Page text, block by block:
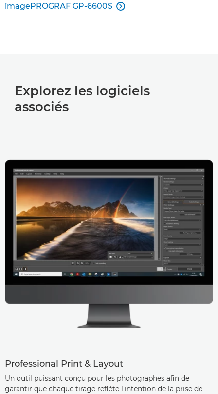
imagePROGRAF GP-6600S 
Explorez les logiciels
associés
Professional Print & Layout
Un outil puissant conçu pour les photographes afin de
garantir que chaque tirage reflète l'intention de la prise de